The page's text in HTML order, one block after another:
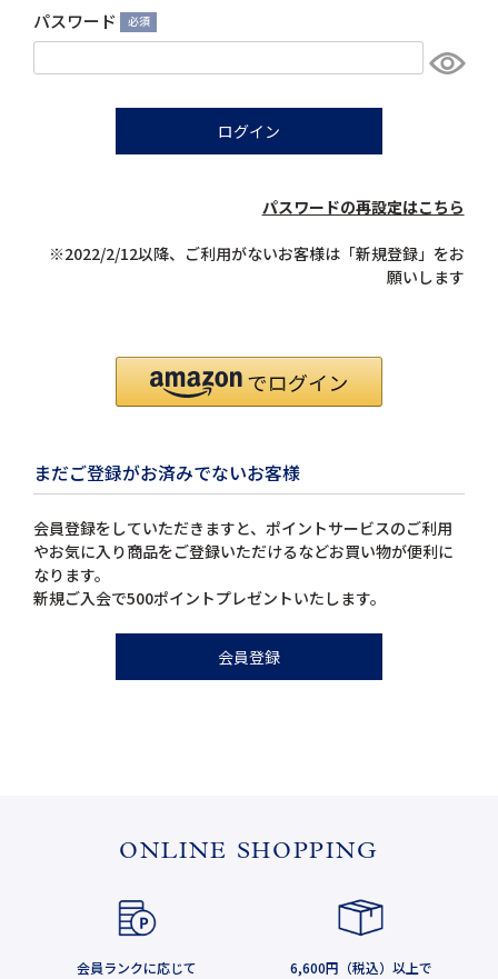
パスワード
(必
須)
ログイン
パスワードの再設定はこちら
※2022/2/12以降、ご利用がないお客様は「新規登録」をお
願いします
まだご登録がお済みでないお客様
会員登録をしていただきますと、ポイントサービスのご利用
やお気に入り商品をご登録いただけるなどお買い物が便利に
なります。
新規ご入会で500ポイントプレゼントいたします。
会員登録
ONLINE SHOPPING
会員ランクに応じて
6,600円（税込）以上で